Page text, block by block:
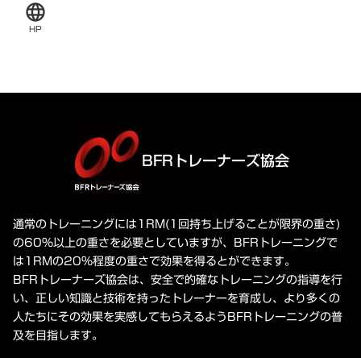
language
HP
BFRトレーナーズ協会
通常のトレーニングには1RM(1回持ち上げることが限界の重さ)
の60%以上の重さを必要としていますが、BFRトレーニングで
は1RMの20%程度の重さで効果を得るとができます。
BFRトレーナーズ協会は、安全で的確なトレーニングの指導を行
い、正しい知識と技術を持ったトレーナーを育成し、より多くの
人たちにその効果を実感してもらえるようBFRトレーニングの普
及を目指します。